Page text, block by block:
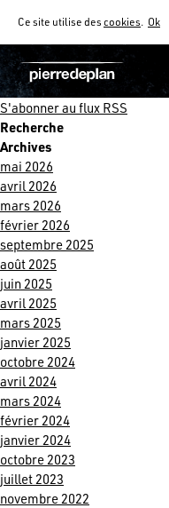
Ce site utilise descookies. Ok
MATÉRIAUX
NUANCIER
AIDE AU CHOIX
COMMENT CHOISIR MON
COMMENT ENTRETENIR
CONTRAT SÉRÉNITÉ
FAQ
Briques et carreaux Pyrolave
Posté le 27 octobre 2020
Des briques en lave
située à Londres.
S'abonner au flux RSS
Recherche
Archives
mai 2026
avril 2026
mars 2026
février 2026
septembre 2025
août 2025
juin 2025
avril 2025
mars 2025
janvier 2025
octobre 2024
avril 2024
mars 2024
février 2024
janvier 2024
octobre 2023
juillet 2023
novembre 2022